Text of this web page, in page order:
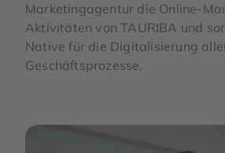
Marketingagentur die Online-
Aktivitäten von TAURIBA und
Native für die Digitalisierung
Geschäftsprozesse.